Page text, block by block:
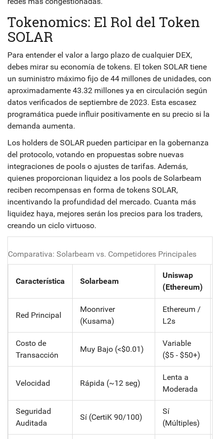
Tokenomics: El Rol del Token
SOLAR
Para entender el valor a largo plazo de cualquier DEX,
debes mirar su economía de tokens. El token SOLAR tiene
un suministro máximo fijo de 44 millones de unidades, con
aproximadamente 43.32 millones ya en circulación según
datos verificados de septiembre de 2023. Esta escasez
programática puede influir positivamente en su precio si la
demanda aumenta.
Los holders de SOLAR pueden participar en la gobernanza
del protocolo, votando en propuestas sobre nuevas
integraciones de pools o ajustes de tarifas. Además,
quienes proporcionan liquidez a los pools de Solarbeam
reciben recompensas en forma de tokens SOLAR,
incentivando la profundidad del mercado. Cuanta más
liquidez haya, mejores serán los precios para los traders,
creando un ciclo virtuoso.
Comparativa: Solarbeam vs. Competidores Principales
Característica Solarbeam
Uniswap
(Ethereum)
Red Principal
Moonriver
(Kusama)
Ethereum /
L2s
Costo de
Transacción
Muy Bajo (<$0.01)
Variable
($5 - $50+)
Velocidad Rápida (~12 seg)
Lenta a
Moderada
Seguridad
Auditada
Sí (CertiK 90/100)
Sí
(Múltiples)